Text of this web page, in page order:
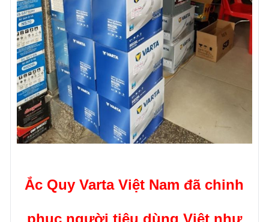
Ắc Quy Varta Việt Nam đã chinh
phục người tiêu dùng Việt như